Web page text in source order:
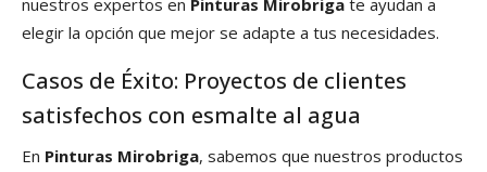
nuestros expertos en Pinturas Mirobriga te ayudan a
elegir la opción que mejor se adapte a tus necesidades.
Casos de Éxito: Proyectos de clientes
satisfechos con esmalte al agua
En Pinturas Mirobriga, sabemos que nuestros productos